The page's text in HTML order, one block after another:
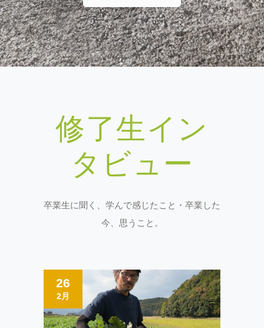
修了生イン
タビュー
卒業生に聞く、学んで感じたこと・卒業した
今、思うこと。
26
2月